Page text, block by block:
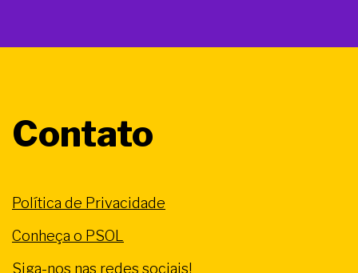
Contato
Política de Privacidade
Conheça o PSOL
Siga-nos nas redes sociais!